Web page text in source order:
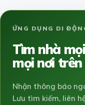
ỨNG DỤNG DI
Tìm nhà
mọi nơi
Nhận thông báo
Lưu tìm kiếm, liên